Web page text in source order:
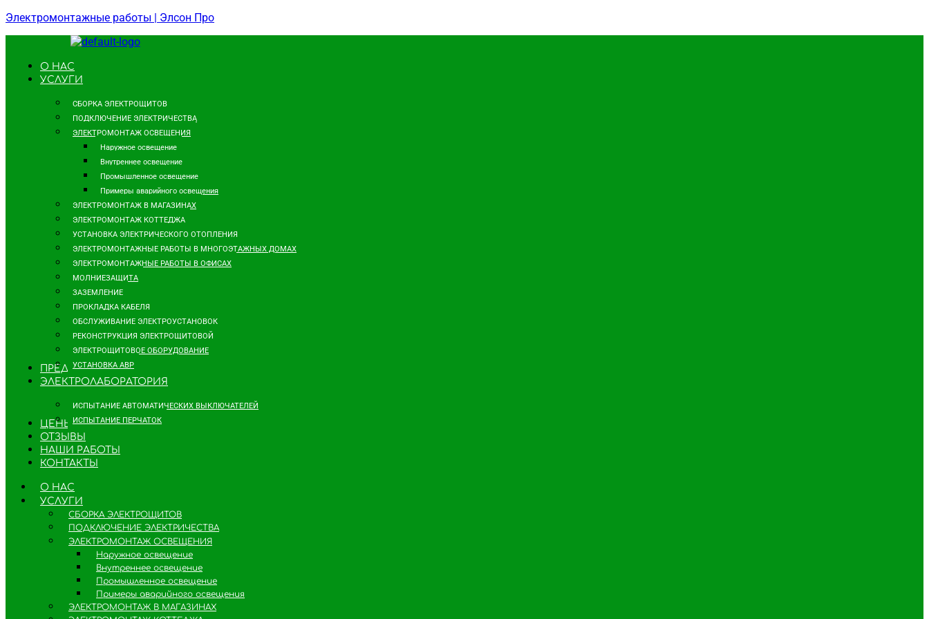
Электромонтажные работы | Элсон Про
О НАС
УСЛУГИ
СБОРКА ЭЛЕКТРОЩИТОВ
ПОДКЛЮЧЕНИЕ ЭЛЕКТРИЧЕСТВА
ЭЛЕКТРОМОНТАЖ ОСВЕЩЕНИЯ
Наружное освещение
Внутреннее освещение
Промышленное освещение
Примеры аварийного освещения
ЭЛЕКТРОМОНТАЖ В МАГАЗИНАХ
ЭЛЕКТРОМОНТАЖ КОТТЕДЖА
УСТАНОВКА ЭЛЕКТРИЧЕСКОГО ОТОПЛЕНИЯ
ЭЛЕКТРОМОНТАЖНЫЕ РАБОТЫ В МНОГОЭТАЖНЫХ ДОМАХ
ЭЛЕКТРОМОНТАЖНЫЕ РАБОТЫ В ОФИСАХ
МОЛНИЕЗАЩИТА
ЗАЗЕМЛЕНИЕ
ПРОКЛАДКА КАБЕЛЯ
ОБСЛУЖИВАНИЕ ЭЛЕКТРОУСТАНОВОК
РЕКОНСТРУКЦИЯ ЭЛЕКТРОЩИТОВОЙ
ЭЛЕКТРОЩИТОВОЕ ОБОРУДОВАНИЕ
УСТАНОВКА АВР
ПРЕДПРИЯТИЯМ
ЭЛЕКТРОЛАБОРАТОРИЯ
ИСПЫТАНИЕ АВТОМАТИЧЕСКИХ ВЫКЛЮЧАТЕЛЕЙ
ИСПЫТАНИЕ ПЕРЧАТОК
ЦЕНЫ
ОТЗЫВЫ
НАШИ РАБОТЫ
КОНТАКТЫ
О НАС
УСЛУГИ
СБОРКА ЭЛЕКТРОЩИТОВ
ПОДКЛЮЧЕНИЕ ЭЛЕКТРИЧЕСТВА
ЭЛЕКТРОМОНТАЖ ОСВЕЩЕНИЯ
Наружное освещение
Внутреннее освещение
Промышленное освещение
Примеры аварийного освещения
ЭЛЕКТРОМОНТАЖ В МАГАЗИНАХ